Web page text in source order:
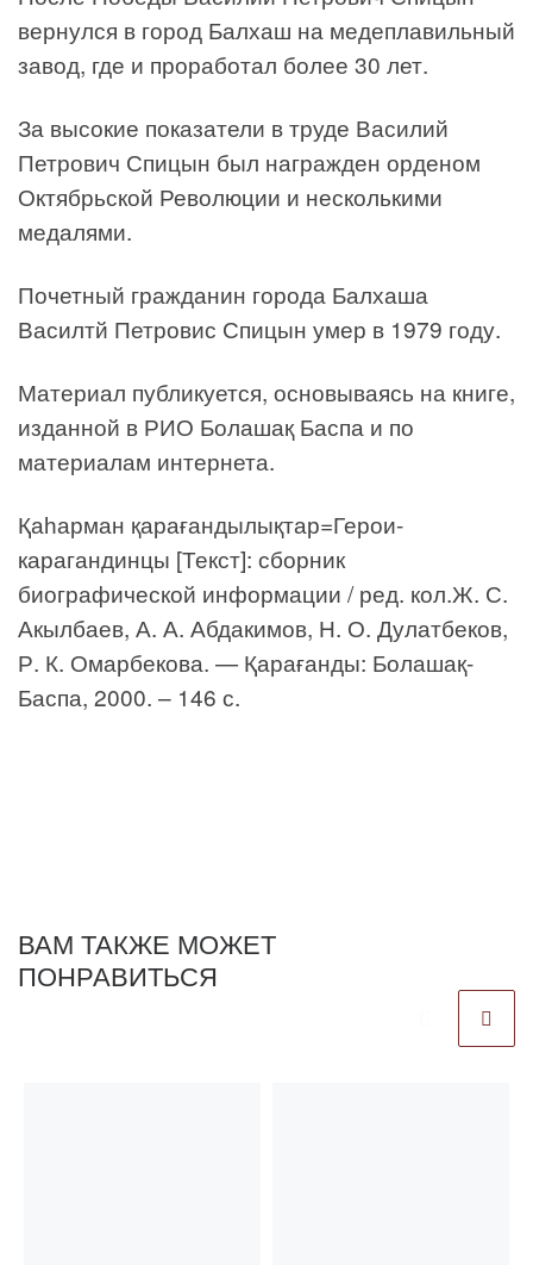
вернулся в город Балхаш на медеплавильный
завод, где и проработал более 30 лет.
За высокие показатели в труде Василий
Петрович Спицын был награжден орденом
Октябрьской Революции и несколькими
медалями.
Почетный гражданин города Балхаша
Василтй Петровис Спицын умер в 1979 году.
Материал публикуется, основываясь на книге,
изданной в РИО Болашақ Баспа и по
материалам интернета.
Қаһарман қарағандылықтар=Герои-
карагандинцы [Текст]: сборник
биографической информации / ред. кол.Ж. С.
Акылбаев, А. А. Абдакимов, Н. О. Дулатбеков,
Р. К. Омарбекова. — Қарағанды: Болашақ-
Баспа, 2000. – 146 с.
ВАМ ТАКЖЕ МОЖЕТ
ПОНРАВИТЬСЯ